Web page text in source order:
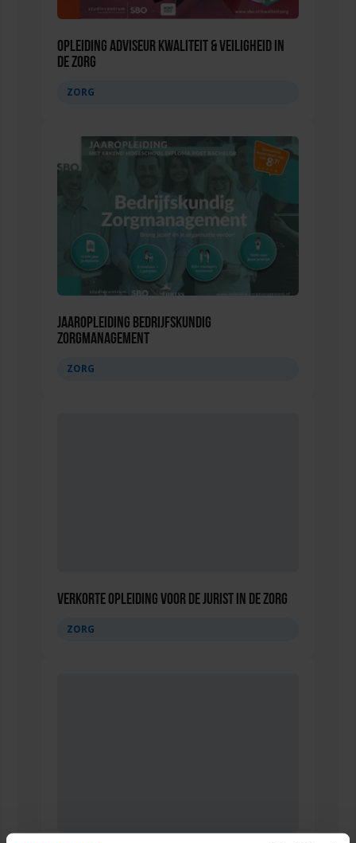
Opleiding Adviseur Kwaliteit & Veiligheid in
de zorg
ZORG
Jaaropleiding Bedrijfskundig
Zorgmanagement
ZORG
Verkorte opleiding voor de Jurist in de Zorg
ZORG